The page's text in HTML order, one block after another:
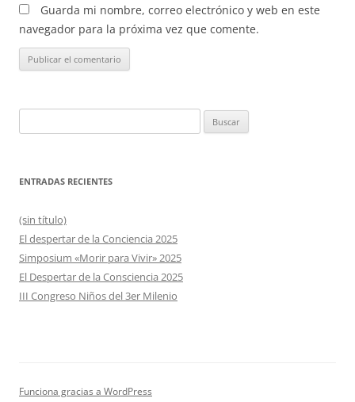
Guarda mi nombre, correo electrónico y web en este
navegador para la próxima vez que comente.
ENTRADAS RECIENTES
(sin título)
El despertar de la Conciencia 2025
Simposium «Morir para Vivir» 2025
El Despertar de la Consciencia 2025
III Congreso Niños del 3er Milenio
Funciona gracias a WordPress